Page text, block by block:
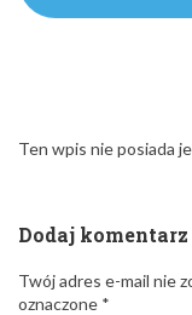
Ten wpis nie posiada
Dodaj komentarz
Twój adres e-mail nie
oznaczone *